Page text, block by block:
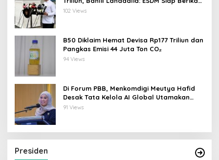
Data
102 Views
B50 Diklaim Hemat Devisa Rp177 Triliun dan
Pangkas Emisi 44 Juta Ton CO₂
94 Views
Di Forum PBB, Menkomdigi Meutya Hafid
Desak Tata Kelola AI Global Utamakan
Perlindungan Anak
91 Views
Presiden